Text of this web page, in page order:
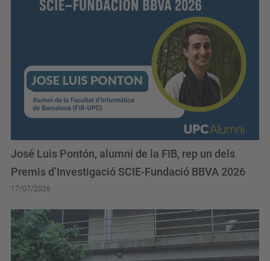
José Luis Pontón, alumni de la FIB, rep un dels
Premis d’Investigació SCIE-Fundació BBVA 2026
17/07/2026